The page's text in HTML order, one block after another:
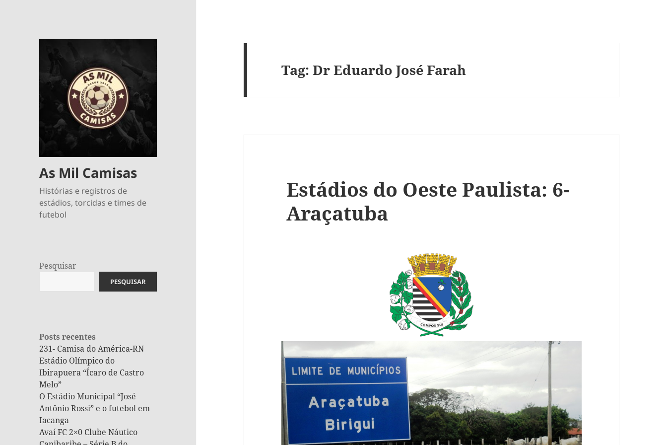
As Mil Camisas
Histórias e registros de
estádios, torcidas e times de
futebol
Pesquisar
PESQUISAR
Posts recentes
231- Camisa do América-RN
Estádio Olímpico do
Ibirapuera “Ícaro de Castro
Melo”
O Estádio Municipal “José
Antônio Rossi” e o futebol em
Iacanga
Avaí FC 2×0 Clube Náutico
Tag: Dr Eduardo José Farah
Estádios do Oeste Paulista: 6-
Araçatuba